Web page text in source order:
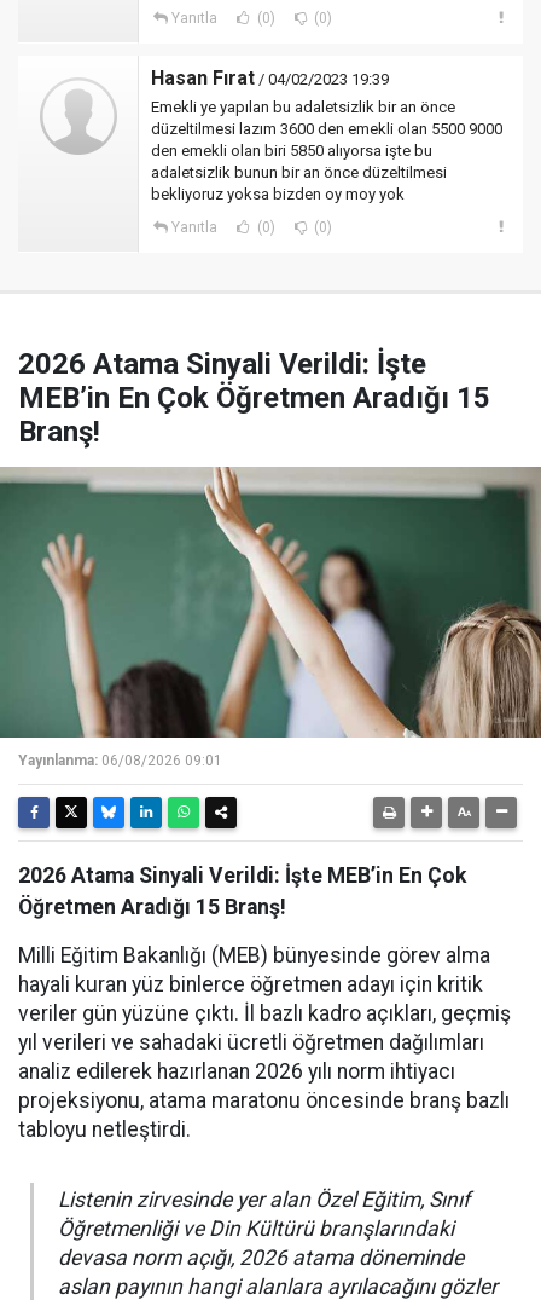
Yanıtla (0) (0)
Hasan Fırat / 04/02/2023 19:39
Emekli ye yapılan bu adaletsizlik bir an önce
düzeltilmesi lazım 3600 den emekli olan 5500 9000
den emekli olan biri 5850 alıyorsa işte bu
adaletsizlik bunun bir an önce düzeltilmesi
bekliyoruz yoksa bizden oy moy yok
Yanıtla (0) (0)
2026 Atama Sinyali Verildi: İşte
MEB’in En Çok Öğretmen Aradığı 15
Branş!
Yayınlanma: 06/08/2026 09:01
2026 Atama Sinyali Verildi: İşte MEB’in En Çok
Öğretmen Aradığı 15 Branş!
Milli Eğitim Bakanlığı (MEB) bünyesinde görev alma
hayali kuran yüz binlerce öğretmen adayı için kritik
veriler gün yüzüne çıktı. İl bazlı kadro açıkları, geçmiş
yıl verileri ve sahadaki ücretli öğretmen dağılımları
analiz edilerek hazırlanan 2026 yılı norm ihtiyacı
projeksiyonu, atama maratonu öncesinde branş bazlı
tabloyu netleştirdi.
Listenin zirvesinde yer alan Özel Eğitim, Sınıf
Öğretmenliği ve Din Kültürü branşlarındaki
devasa norm açığı, 2026 atama döneminde
aslan payının hangi alanlara ayrılacağını gözler